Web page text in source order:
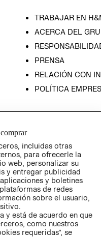
TRABAJAR EN
ACERCA DEL
PRENSA
RELACIÓN CON
POLÍTICA
incluidas otras
para ofrecerle la
web, personalizar su
y entregar publicidad
y boletines
de redes
sobre el usuario,
y está de acuerdo en que
como nuestros
requeridas”, se